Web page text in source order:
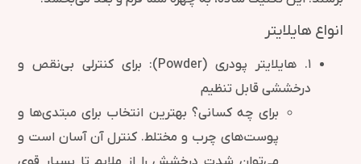
انواع هایلایتر
۱. هایلایتر پودری (Powder): برای کنترلی بی‌نقص و
درخششی قابل تنظیم
برای چه کسانی؟ بهترین انتخاب برای مبتدی‌ها و
پوست‌های چرب و مختلط. کنترل آن آسان است و